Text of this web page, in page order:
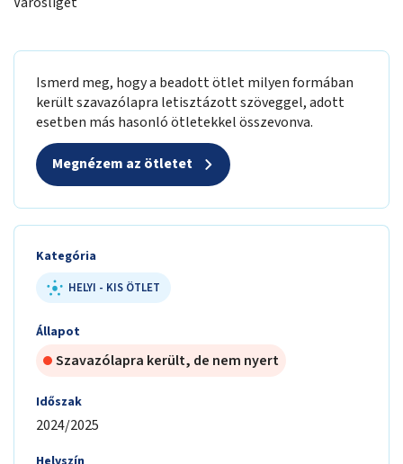
Ismerd meg, hogy a beadott ötlet milyen formában
került szavazólapra letisztázott szöveggel, adott
esetben más hasonló ötletekkel összevonva.
Megnézem az ötletet
Kategória
HELYI - KIS ÖTLET
Állapot
Szavazólapra került, de nem nyert
Időszak
2024/2025